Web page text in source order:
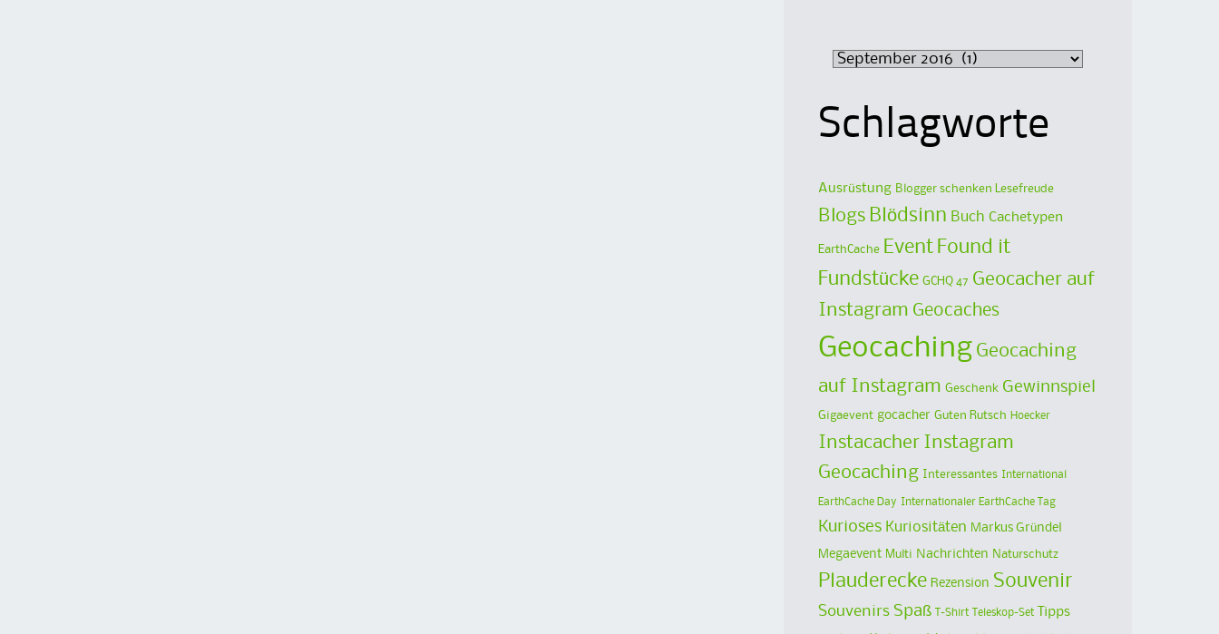
Archiv
Schlagworte
Ausrüstung Blogger schenken Lesefreude
Blogs Blödsinn Buch Cachetypen
EarthCache Event Found it
Fundstücke GCHQ 47 Geocacher auf
Instagram Geocaches
Geocaching Geocaching
auf Instagram Geschenk Gewinnspiel
Gigaevent gocacher Guten Rutsch Hoecker
Instacacher Instagram
Geocaching
Interessantes International
EarthCache Day Internationaler EarthCache Tag
Kurioses Kuriositäten Markus Gründel
Megaevent Multi Nachrichten Naturschutz
Plauderecke Rezension Souvenir
Souvenirs Spaß T-Shirt Teleskop-Set Tipps